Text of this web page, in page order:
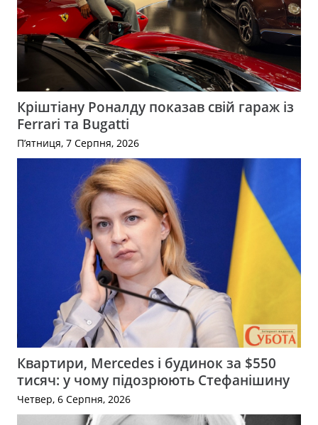
Кріштіану Роналду показав свій гараж із
Ferrari та Bugatti
П’ятниця, 7 Серпня, 2026
Квартири, Mercedes і будинок за $550
тисяч: у чому підозрюють Стефанішину
Четвер, 6 Серпня, 2026